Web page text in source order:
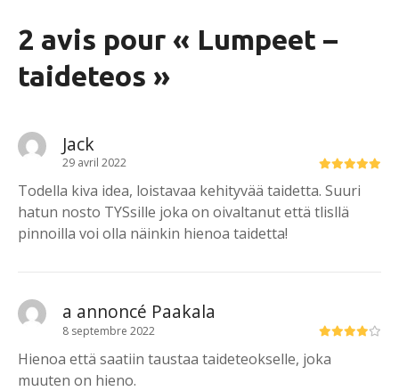
2 avis pour « Lumpeet –
taideteos »
Jack
29 avril 2022
Todella kiva idea, loistavaa kehityvää taidetta. Suuri
hatun nosto TYSsille joka on oivaltanut että tlisllä
pinnoilla voi olla näinkin hienoa taidetta!
a annoncé Paakala
8 septembre 2022
Hienoa että saatiin taustaa taideteokselle, joka
muuten on hieno.